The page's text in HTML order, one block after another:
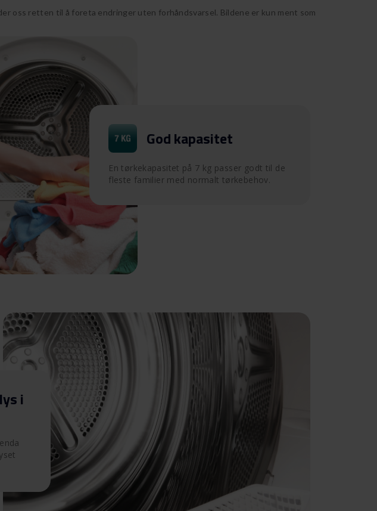
oss retten til å foreta endringer uten forhåndsvarsel. Bildene er kun ment som
God kapasitet
En tørkekapasitet på 7 kg passer godt til de
fleste familier med normalt tørkebehov.
i